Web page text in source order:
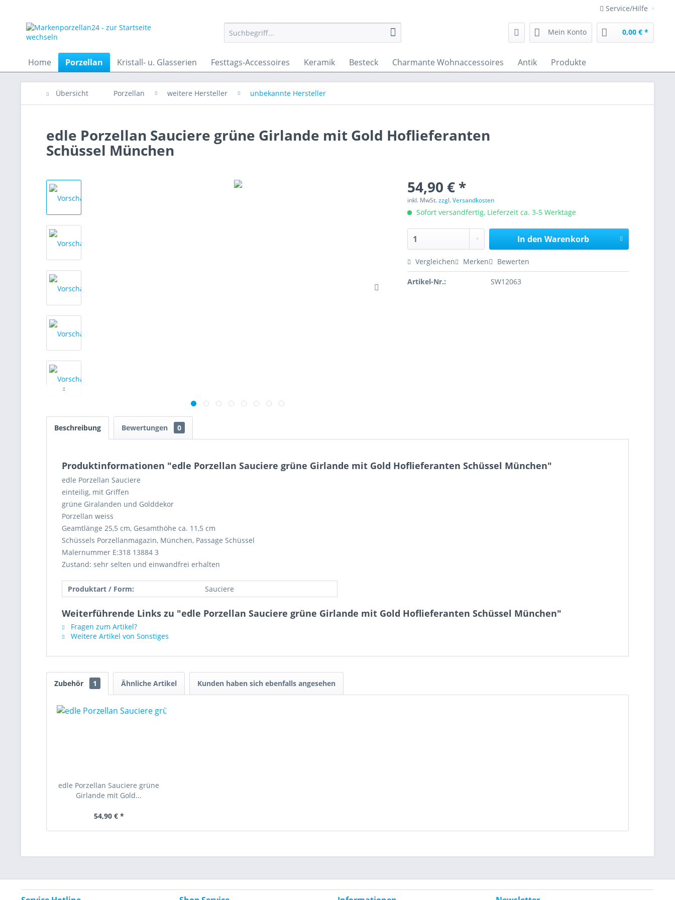
Service/Hilfe
Mein Konto 0,00 € *
Home Porzellan Kristall- u. Glasserien Festtags-Accessoires Keramik Besteck Charmante Wohnaccessoires Antik Produkte
Übersicht Porzellan weitere Hersteller unbekannte Hersteller
edle Porzellan Sauciere grüne Girlande mit Gold Hoflieferanten
Schüssel München
54,90 € *
inkl. MwSt.zzgl. Versandkosten
Sofort versandfertig, Lieferzeit ca. 3-5 Werktage
In den Warenkorb
Vergleichen Merken Bewerten
Artikel-Nr.: SW12063
Beschreibung Bewertungen 0
Produktinformationen "edle Porzellan Sauciere grüne Girlande mit Gold Hoflieferanten Schüssel München"
edle Porzellan Sauciere
einteilig, mit Griffen
grüne Giralanden und Golddekor
Porzellan weiss
Geamtlänge 25,5 cm, Gesamthöhe ca. 11,5 cm
Schüssels Porzellanmagazin, München, Passage Schüssel
Malernummer E:318 13884 3
Zustand: sehr selten und einwandfrei erhalten
Produktart / Form: Sauciere
Weiterführende Links zu "edle Porzellan Sauciere grüne Girlande mit Gold Hoflieferanten Schüssel München"
Fragen zum Artikel?
Weitere Artikel von Sonstiges
Zubehör 1 Ähnliche Artikel Kunden haben sich ebenfalls angesehen
edle Porzellan Sauciere grüne
Girlande mit Gold...
54,90 € *